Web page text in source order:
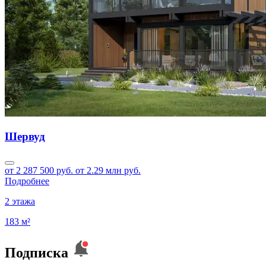
Шервуд
от 2 287 500 руб. от 2.29 млн руб.
Подробнее
2 этажа
183 м²
Подписка